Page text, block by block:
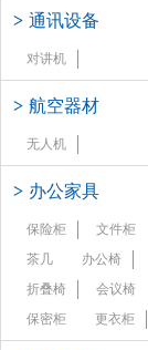
> 通讯设备
对讲机
> 航空器材
无人机
> 办公家具
保险柜 文件柜
茶几
办公椅
折叠椅
会议椅
保密柜
更衣柜